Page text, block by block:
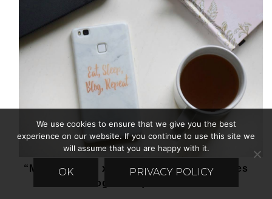
“Mi prodajamo xxx izdelek za (ponavadi res
ogromno) ceno.
We use cookies to ensure that we give you the best
experience on our website. If you continue to use this site we
will assume that you are happy with it.
OK PRIVACY POLICY